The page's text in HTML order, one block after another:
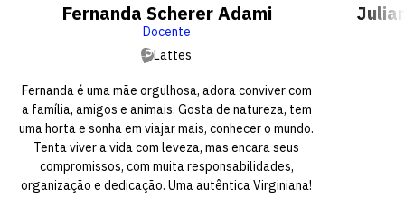
Fernanda Scherer Adami
Docente
Lattes
Fernanda é uma mãe orgulhosa, adora conviver com
a família, amigos e animais. Gosta de natureza, tem
uma horta e sonha em viajar mais, conhecer o mundo.
Tenta viver a vida com leveza, mas encara seus
compromissos, com muita responsabilidades,
organização e dedicação. Uma autêntica Virginiana!